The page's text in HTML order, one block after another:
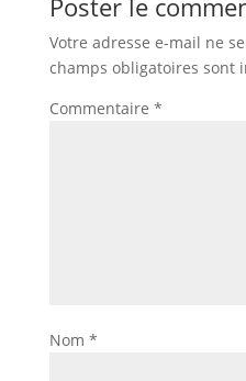
Poster le
Votre adresse e-mail ne
champs obligatoires sont
Commentaire *
Nom *